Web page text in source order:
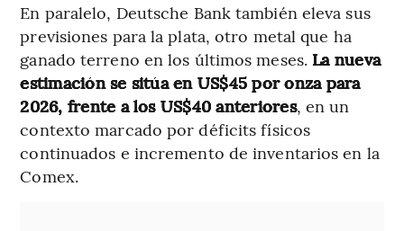
En paralelo, Deutsche Bank también eleva sus
previsiones para la plata, otro metal que ha
ganado terreno en los últimos meses. La nueva
estimación se sitúa en US$45 por onza para
2026, frente a los US$40 anteriores, en un
contexto marcado por déficits físicos
continuados e incremento de inventarios en la
Comex.